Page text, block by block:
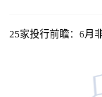
25家投行前瞻：6月